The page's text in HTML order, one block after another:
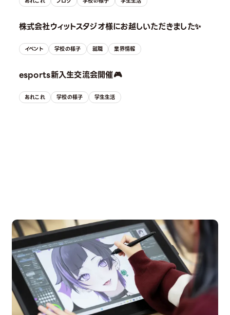
株式会社ウィットスタジオ様にお越しいただきました✨
イベント 学校の様子 就職 業界情報
esports新入生交流会開催🎮
あれこれ 学校の様子 学生生活